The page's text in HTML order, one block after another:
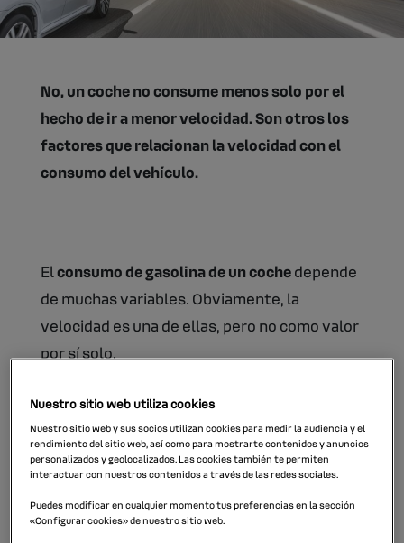
No, un coche no consume menos solo por el
hecho de ir a menor velocidad. Son otros los
factores que relacionan la velocidad con el
consumo del vehículo.
Elconsumo de gasolina de un cochedepende
de muchas variables. Obviamente, la
velocidad es una de ellas, pero no como valor
por sí solo.
La relación del par óptimo en conducción
Lo que realmente delimita la velocidad a la
Nuestro sitio web utiliza cookies
Nuestro sitio web y sus socios utilizan cookies para medir la audiencia y el
rendimiento del sitio web, así como para mostrarte contenidos y anuncios
personalizados y geolocalizados. Las cookies también te permiten
interactuar con nuestros contenidos a través de las redes sociales.
Puedes modificar en cualquier momento tus preferencias en la sección
«Configurar cookies» de nuestro sitio web.